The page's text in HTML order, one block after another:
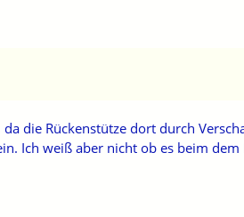
die Rückenstütze dort durch
Ich weiß aber nicht ob es beim